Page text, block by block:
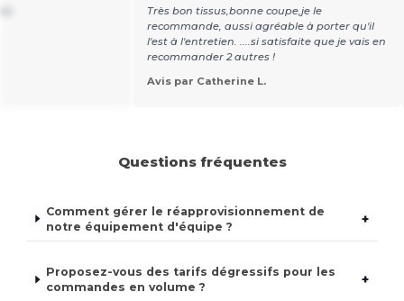
Très bon tissus,bonne coupe,je le
recommande, aussi agréable à porter qu'il
l'est à l'entretien. ....si satisfaite que je vais en
recommander 2 autres !
Avis par Catherine L.
Questions fréquentes
Comment gérer le réapprovisionnement de
notre équipement d'équipe ?
+
Proposez-vous des tarifs dégressifs pour les
commandes en volume ?
+